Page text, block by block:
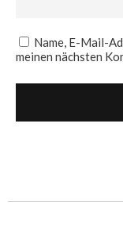
Name, E-Mail-
meinen nächsten